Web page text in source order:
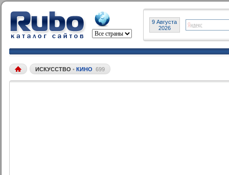
9 Августа
2026
ИСКУССТВО • КИНО 699